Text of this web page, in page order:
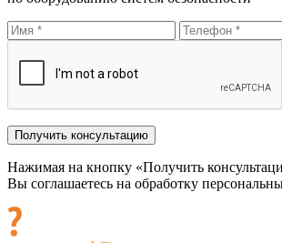
Нажимая на кнопку «Получить
Вы соглашаетесь на обработку